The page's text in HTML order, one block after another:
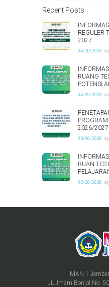
Recent Posts
REGULER
2027
04/20/2026 by
RUANG
POTENSI
04/09/2026 by
2026/2027
03/06/2026 by
RUAN TES
02/20/2026 by
MAN 1 Jember
JL. Imam Bonjol No. 50